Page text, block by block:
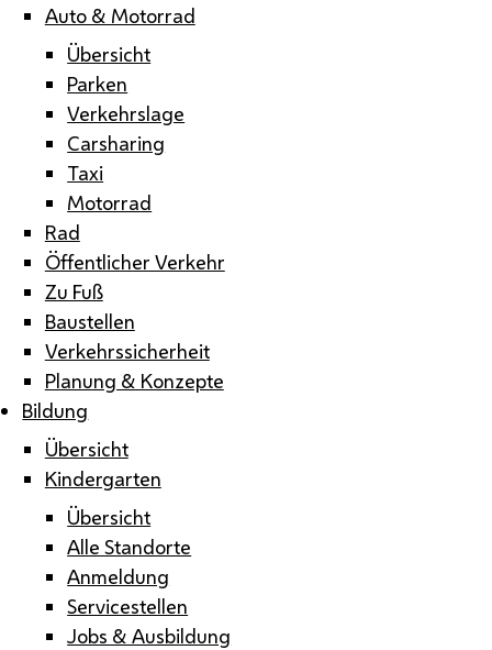
Auto & Motorrad
Übersicht
Parken
Verkehrslage
Carsharing
Taxi
Motorrad
Rad
Öffentlicher Verkehr
Zu Fuß
Baustellen
Verkehrssicherheit
Planung & Konzepte
Bildung
Übersicht
Kindergarten
Übersicht
Alle Standorte
Anmeldung
Servicestellen
Jobs & Ausbildung